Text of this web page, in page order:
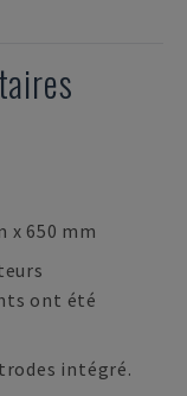
x 650 mm
ont été
intégré.